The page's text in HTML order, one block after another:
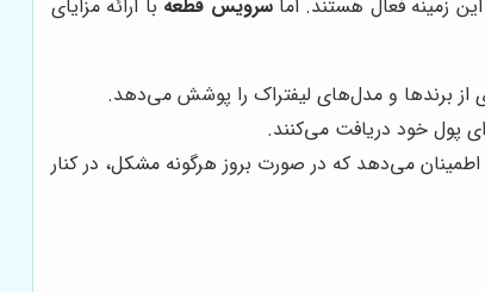
زمینه فعال هستند. اماسرویس قطعه با ارائه مزایای
از برندها و مدل‌های لیفتراک را پوشش می‌دهد.
پول خود دریافت می‌کنند.
می‌دهد که در صورت بروز هرگونه مشکل، در کنار